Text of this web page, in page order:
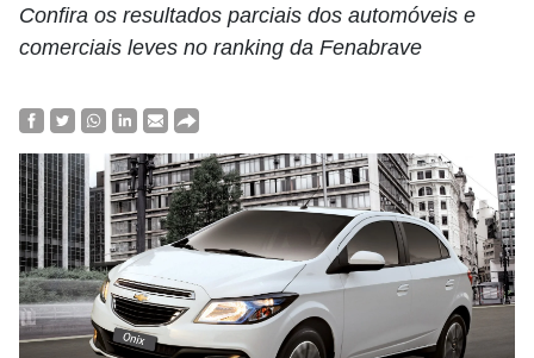
Confira os resultados parciais dos automóveis e
comerciais leves no ranking da Fenabrave